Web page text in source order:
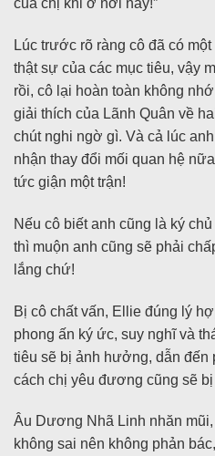
của chị khi ở nơi này!”
Lúc trước rõ ràng cô đã có
thật sự của các mục tiêu, vậy
rồi, cô lại hoàn toàn không
giải thích của Lãnh Quân về
chút nghi ngờ gì. Và cả lúc
nhận thay đổi mối quan hệ
tức giận một trận!
Nếu cô biết anh cũng là ký
thì muộn anh cũng sẽ phải
lắng chứ!
Bị cô chất vấn, Ellie đúng lý
phong ấn ký ức, suy nghĩ và
tiêu sẽ bị ảnh hưởng, dẫn
cách chị yêu đương cũng sẽ bị
Âu Dương Nhã Linh nhăn
không sai nên không phản